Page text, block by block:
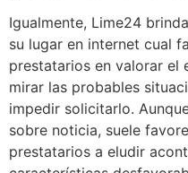
Igualmente, Lime24
su lugar en internet cual
prestatarios en valorar el
mirar las probables
impedir solicitarlo.
sobre noticia, suele
prestatarios a eludir